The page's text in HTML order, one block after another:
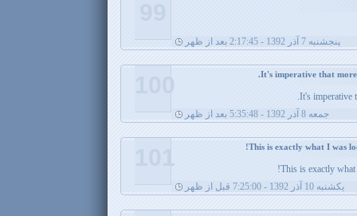
پنجشنبه 7 آذر 1392 - 2:17:45 بعد از ظهر
It's imperative
جمعه 8 آذر 1392 - 5:35:48 بعد از ظهر
100
This is exactly
يکشنبه 10 آذر 1392 - 7:25:00 قبل از ظهر
101